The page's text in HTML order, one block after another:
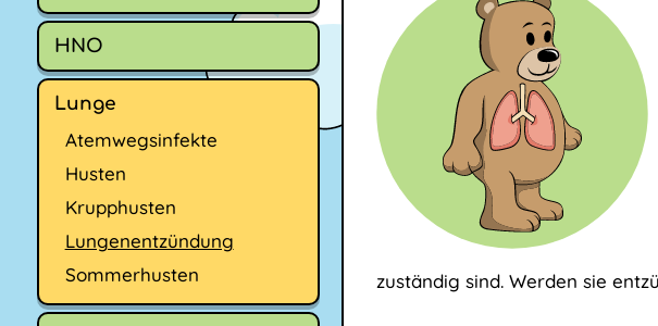
HNO
Lunge
Atemwegsinfekte
Husten
Krupphusten
Lungenentzündung
Sommerhusten
zuständig sind. Werden sie